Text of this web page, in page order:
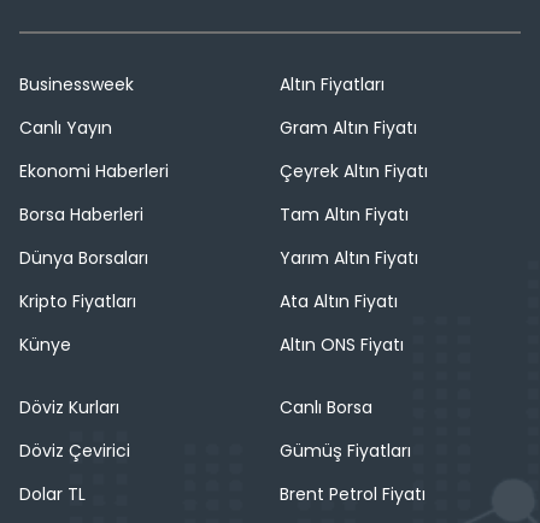
Businessweek
Canlı Yayın
Ekonomi Haberleri
Borsa Haberleri
Dünya Borsaları
Kripto Fiyatları
Künye
Altın Fiyatları
Gram Altın Fiyatı
Çeyrek Altın Fiyatı
Tam Altın Fiyatı
Yarım Altın Fiyatı
Ata Altın Fiyatı
Altın ONS Fiyatı
Döviz Kurları
Döviz Çevirici
Dolar TL
Canlı Borsa
Gümüş Fiyatları
Brent Petrol Fiyatı